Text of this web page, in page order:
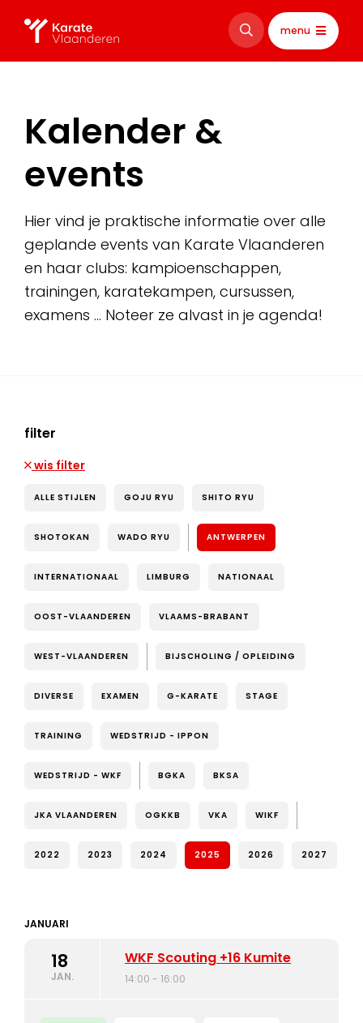
menu
Kalender &
events
Hier vind je praktische informatie over alle
geplande events van Karate Vlaanderen
en haar clubs: kampioenschappen,
trainingen, karatekampen, cursussen,
examens … Noteer ze alvast in je agenda!
filter
wis filter
ALLE STIJLEN GOJU RYU SHITO RYU
SHOTOKAN WADO RYU ANTWERPEN
INTERNATIONAAL LIMBURG NATIONAAL
OOST-VLAANDEREN VLAAMS-BRABANT
WEST-VLAANDEREN BIJSCHOLING / OPLEIDING
DIVERSE EXAMEN G-KARATE STAGE
TRAINING WEDSTRIJD - IPPON
WEDSTRIJD - WKF BGKA BKSA
JKA VLAANDEREN OGKKB VKA WIKF
2022 2023 2024 2025 2026 2027
JANUARI
18
JAN.
WKF Scouting +16 Kumite
14:00 - 16:00